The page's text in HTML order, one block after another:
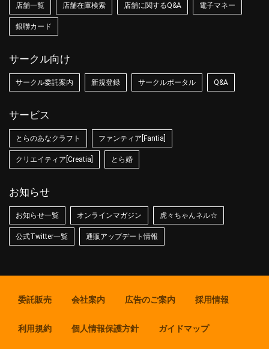
店舗一覧 店舗在庫検索 店舗に関するQ&A 電子マネー
銀聯カード
サークル向け
サークル委託案内 新規登録 サークルポータル Q&A
サービス
とらのあなクラフト ファンティア[Fantia]
クリエイティア[Creatia] とら婚
お知らせ
お知らせ一覧 オンラインマガジン 虎々ちゃんネル☆
公式Twitter一覧 通販アップデート情報
委託販売 会社案内 広告のご案内 採用情報
利用規約 個人情報保護方針 ガイドマップ